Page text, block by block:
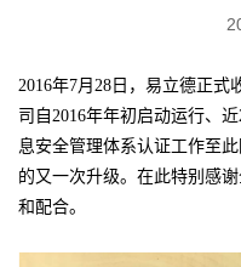
2016年7月28日，易立德正式
司自2016年年初启动运行、
息安全管理体系认证工作至
的又一次升级。在此特别感
和配合。